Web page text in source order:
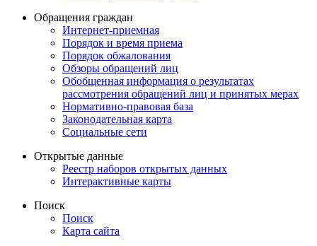
Обращения граждан
Интернет-приемная
Порядок и время приема
Порядок обжалования
Обзоры обращений лиц
Обобщенная информация о результатах
рассмотрения обращений лиц и принятых мерах
Нормативно-правовая база
Законодательная карта
Социальные сети
Открытые данные
Реестр наборов открытых данных
Интерактивные карты
Поиск
Поиск
Карта сайта